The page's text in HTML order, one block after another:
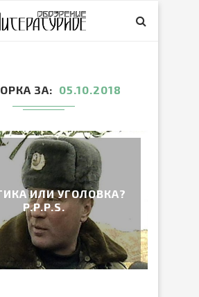
ЗА 05.10.2018
ИЛИ УГОЛОВКА?
P.P.P.S.